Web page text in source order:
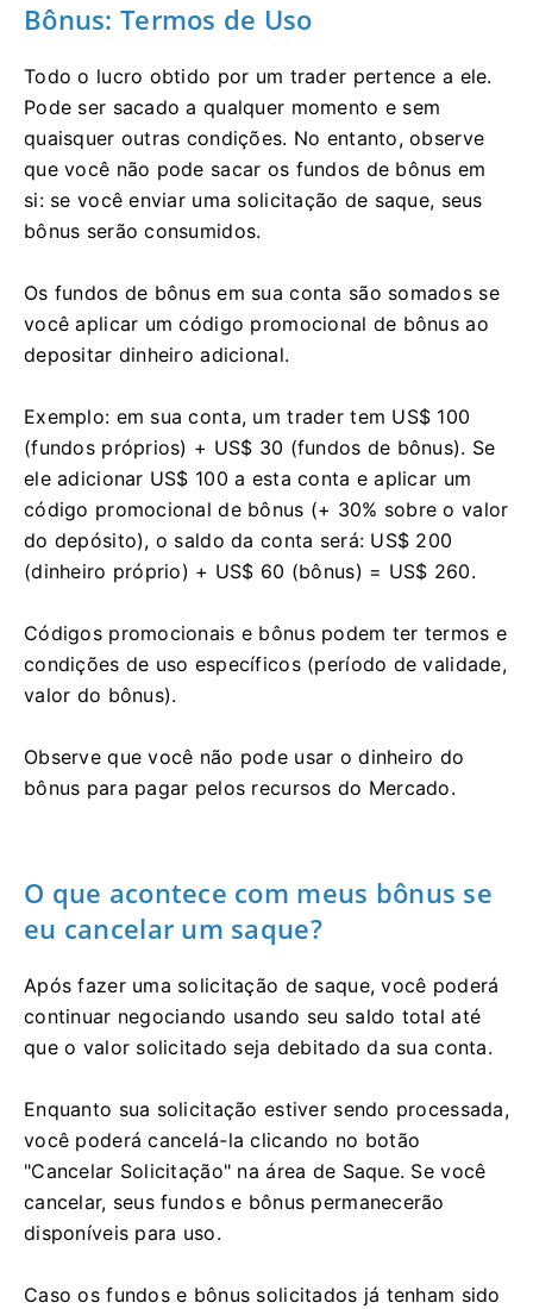
Bônus: Termos de Uso
Todo o lucro obtido por um trader pertence a ele.
Pode ser sacado a qualquer momento e sem
quaisquer outras condições. No entanto, observe
que você não pode sacar os fundos de bônus em
si: se você enviar uma solicitação de saque, seus
bônus serão consumidos.
Os fundos de bônus em sua conta são somados se
você aplicar um código promocional de bônus ao
depositar dinheiro adicional.
Exemplo: em sua conta, um trader tem US$ 100
(fundos próprios) + US$ 30 (fundos de bônus). Se
ele adicionar US$ 100 a esta conta e aplicar um
código promocional de bônus (+ 30% sobre o valor
do depósito), o saldo da conta será: US$ 200
(dinheiro próprio) + US$ 60 (bônus) = US$ 260.
Códigos promocionais e bônus podem ter termos e
condições de uso específicos (período de validade,
valor do bônus).
Observe que você não pode usar o dinheiro do
bônus para pagar pelos recursos do Mercado.
O que acontece com meus bônus se
eu cancelar um saque?
Após fazer uma solicitação de saque, você poderá
continuar negociando usando seu saldo total até
que o valor solicitado seja debitado da sua conta.
Enquanto sua solicitação estiver sendo processada,
você poderá cancelá-la clicando no botão
"Cancelar Solicitação" na área de Saque. Se você
cancelar, seus fundos e bônus permanecerão
disponíveis para uso.
Caso os fundos e bônus solicitados já tenham sido